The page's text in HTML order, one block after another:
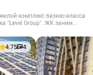
комплекс бизнес-класса
“Level Group“. ЖК заним...
4.75 4